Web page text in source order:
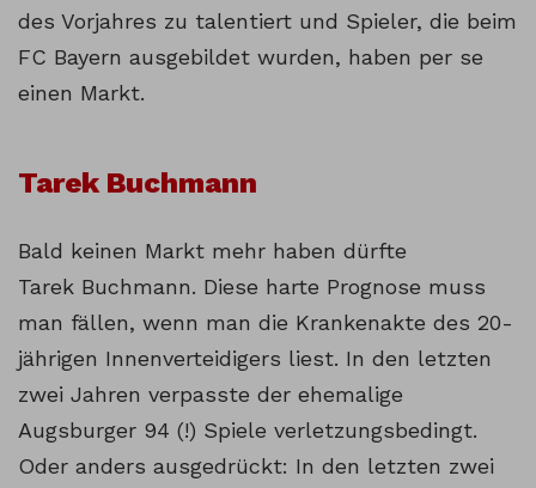
des Vorjahres zu talentiert und Spieler, die beim
FC Bayern ausgebildet wurden, haben per se
einen Markt.
Tarek Buchmann
Bald keinen Markt mehr haben dürfte
Tarek Buchmann. Diese harte Prognose muss
man fällen, wenn man die Krankenakte des 20-
jährigen Innenverteidigers liest. In den letzten
zwei Jahren verpasste der ehemalige
Augsburger 94 (!) Spiele verletzungsbedingt.
Oder anders ausgedrückt: In den letzten zwei